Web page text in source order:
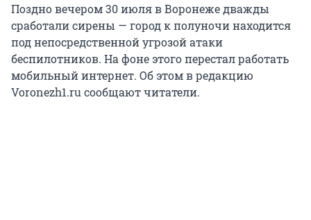
Поздно вечером 30 июля в Воронеже дважды
сработали сирены — город к полуночи находится
под непосредственной угрозой атаки
беспилотников. На фоне этого перестал работать
мобильный интернет. Об этом в редакцию
Voronezh1.ru сообщают читатели.